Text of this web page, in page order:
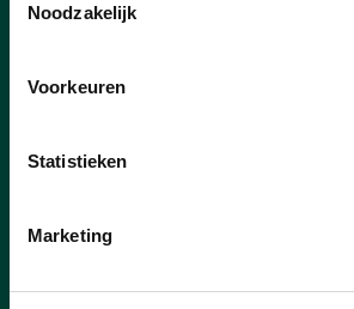
Noodzakelijk
Voorkeuren
Statistieken
Marketing